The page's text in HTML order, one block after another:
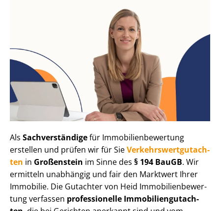
Als Sachverständigefür Im­mo­bi­li­en­be­wer­tung
erstellen und prüfen wir für SieVer­kehrs­wert­gut­ach­
ten in Großenstein im Sinne des § 194 BauGB. Wir
ermitteln unabhängig und fair den Marktwert Ihrer
Immobilie. Die Gutachter von Heid Im­mo­bi­li­en­be­wer­
tung verfassen professionelle Im­mo­bi­li­en­gut­ach­